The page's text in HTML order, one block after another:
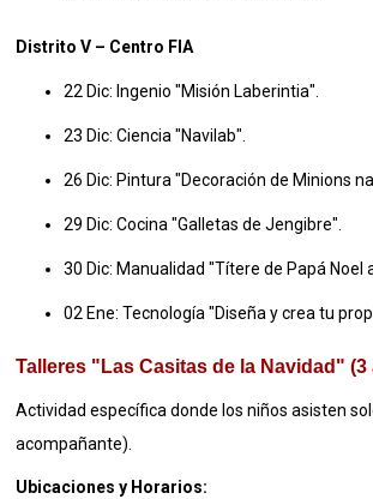
Distrito V – Centro FIA
22 Dic: Ingenio "Misión Laberintia".
23 Dic: Ciencia "Navilab".
26 Dic: Pintura "Decoración de Minions
29 Dic: Cocina "Galletas de Jengibre".
30 Dic: Manualidad "Títere de Papá Noel
02 Ene: Tecnología "Diseña y crea tu
Talleres "Las Casitas de la Navidad" (3
Actividad específica donde los niños asisten
acompañante)
Ubicaciones y Horarios: